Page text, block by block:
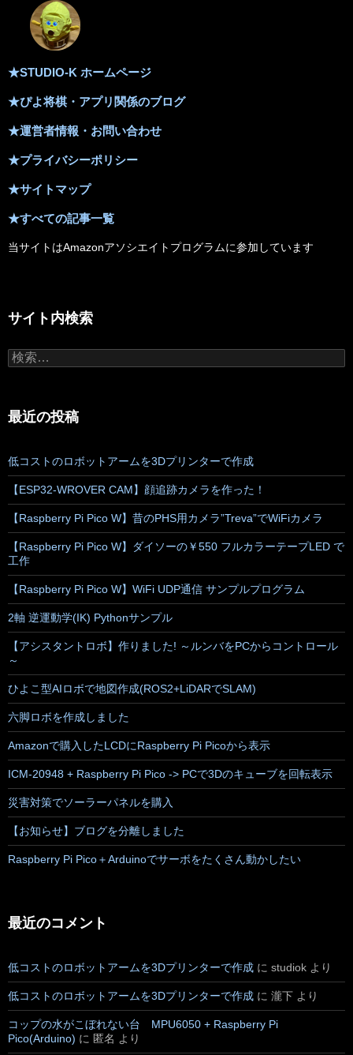
★STUDIO-K ホームページ
★ぴよ将棋・アプリ関係のブログ
★運営者情報・お問い合わせ
★プライバシーポリシー
★サイトマップ
★すべての記事一覧
当サイトはAmazonアソシエイトプログラムに参加しています
サイト内検索
検
索:
最近の投稿
低コストのロボットアームを3Dプリンターで作成
【ESP32-WROVER CAM】顔追跡カメラを作った！
【Raspberry Pi Pico W】昔のPHS用カメラ”Treva”でWiFiカメラ
【Raspberry Pi Pico W】ダイソーの￥550 フルカラーテープLED で
工作
【Raspberry Pi Pico W】WiFi UDP通信 サンプルプログラム
2軸 逆運動学(IK) Pythonサンプル
【アシスタントロボ】作りました! ～ルンバをPCからコントロール
～
ひよこ型AIロボで地図作成(ROS2+LiDARでSLAM)
六脚ロボを作成しました
Amazonで購入したLCDにRaspberry Pi Picoから表示
ICM-20948 + Raspberry Pi Pico -> PCで3Dのキューブを回転表示
災害対策でソーラーパネルを購入
【お知らせ】ブログを分離しました
Raspberry Pi Pico＋Arduinoでサーボをたくさん動かしたい
最近のコメント
低コストのロボットアームを3Dプリンターで作成 に studiok より
低コストのロボットアームを3Dプリンターで作成 に 瀧下 より
コップの水がこぼれない台 MPU6050 + Raspberry Pi
Pico(Arduino) に 匿名 より